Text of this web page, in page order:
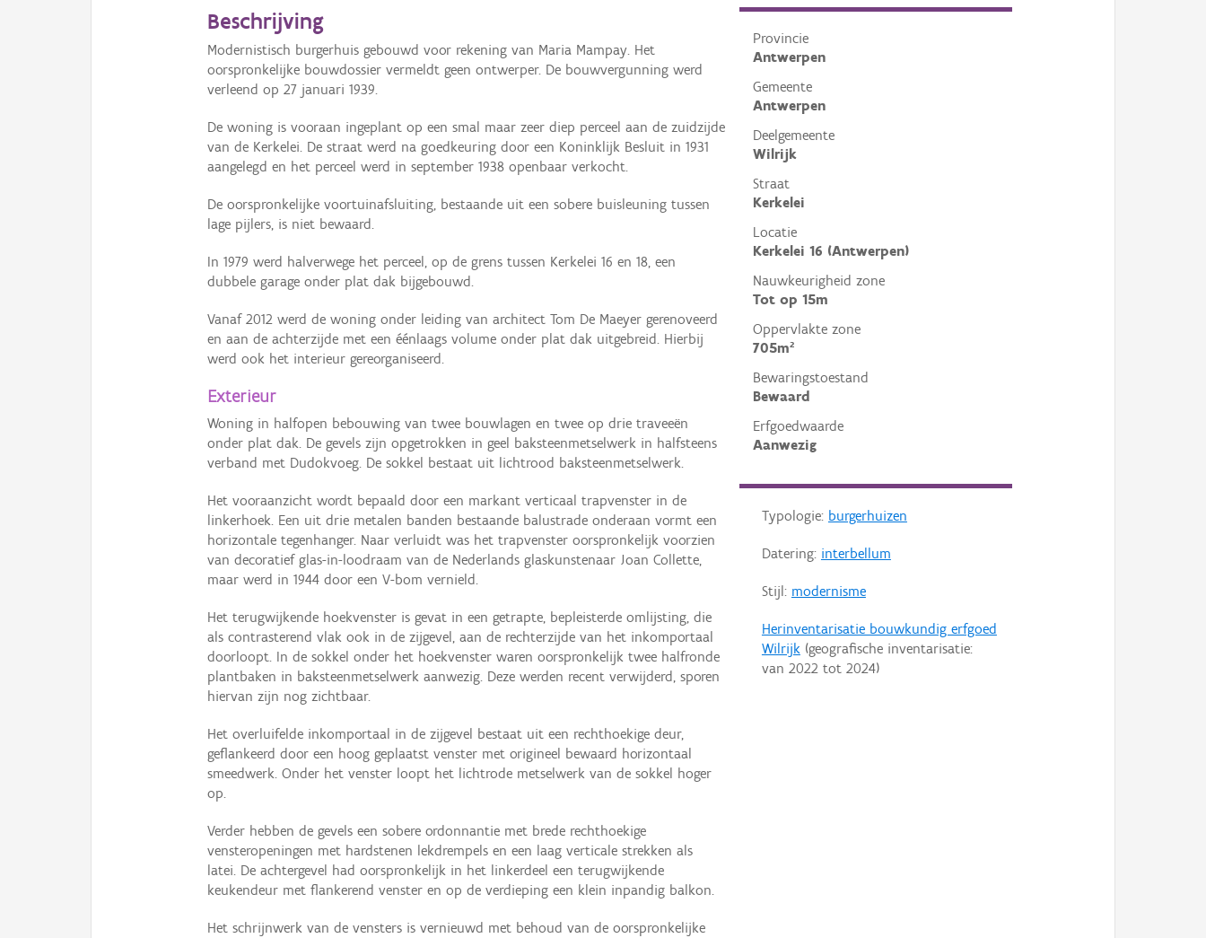
Provincie
Antwerpen
Gemeente
Antwerpen
Deelgemeente
Wilrijk
Straat
Kerkelei
Locatie
Kerkelei 16 (Antwerpen)
Nauwkeurigheid zone
Tot op 15m
Oppervlakte zone
705m²
Bewaringstoestand
Bewaard
Erfgoedwaarde
Aanwezig
Typologie: burgerhuizen
Datering: interbellum
Stijl: modernisme
Herinventarisatie bouwkundig erfgoed
Wilrijk(geografische inventarisatie:
van 2022tot 2024)
Beschrijving
Modernistisch burgerhuis gebouwd voor rekening van Maria Mampay. Het
oorspronkelijke bouwdossier vermeldt geen ontwerper. De bouwvergunning werd
verleend op 27 januari 1939.
De woning is vooraan ingeplant op een smal maar zeer diep perceel aan de zuidzijde
van de Kerkelei. De straat werd na goedkeuring door een Koninklijk Besluit in 1931
aangelegd en het perceel werd in september 1938 openbaar verkocht.
De oorspronkelijke voortuinafsluiting, bestaande uit een sobere buisleuning tussen
lage pijlers, is niet bewaard.
In 1979 werd halverwege het perceel, op de grens tussen Kerkelei 16 en 18, een
dubbele garage onder plat dak bijgebouwd.
Vanaf 2012 werd de woning onder leiding van architect Tom De Maeyer gerenoveerd
en aan de achterzijde met een éénlaags volume onder plat dak uitgebreid. Hierbij
werd ook het interieur gereorganiseerd.
Exterieur
Woning in halfopen bebouwing van twee bouwlagen en twee op drie traveeën
onder plat dak. De gevels zijn opgetrokken in geel baksteenmetselwerk in halfsteens
verband met Dudokvoeg. De sokkel bestaat uit lichtrood baksteenmetselwerk.
Het vooraanzicht wordt bepaald door een markant verticaal trapvenster in de
linkerhoek. Een uit drie metalen banden bestaande balustrade onderaan vormt een
horizontale tegenhanger. Naar verluidt was het trapvenster oorspronkelijk voorzien
van decoratief glas-in-loodraam van de Nederlands glaskunstenaar Joan Collette,
maar werd in 1944 door een V-bom vernield.
Het terugwijkende hoekvenster is gevat in een getrapte, bepleisterde omlijsting, die
als contrasterend vlak ook in de zijgevel, aan de rechterzijde van het inkomportaal
doorloopt. In de sokkel onder het hoekvenster waren oorspronkelijk twee halfronde
plantbaken in baksteenmetselwerk aanwezig. Deze werden recent verwijderd, sporen
hiervan zijn nog zichtbaar.
Het overluifelde inkomportaal in de zijgevel bestaat uit een rechthoekige deur,
geflankeerd door een hoog geplaatst venster met origineel bewaard horizontaal
smeedwerk. Onder het venster loopt het lichtrode metselwerk van de sokkel hoger
op.
Verder hebben de gevels een sobere ordonnantie met brede rechthoekige
vensteropeningen met hardstenen lekdrempels en een laag verticale strekken als
latei. De achtergevel had oorspronkelijk in het linkerdeel een terugwijkende
keukendeur met flankerend venster en op de verdieping een klein inpandig balkon.
Het schrijnwerk van de vensters is vernieuwd met behoud van de oorspronkelijke